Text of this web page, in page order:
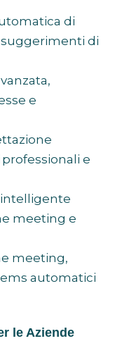
di
di
e
e
intelligente
meeting e
meeting,
automatici
le Aziende